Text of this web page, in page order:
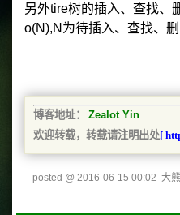
另外tire树的插入、查找、
o(N),N为待插入、查找、删
博客地址：
Zealot Yin
欢迎转载，转载请注明出处[
posted @ 2016-06-15 00:02 大